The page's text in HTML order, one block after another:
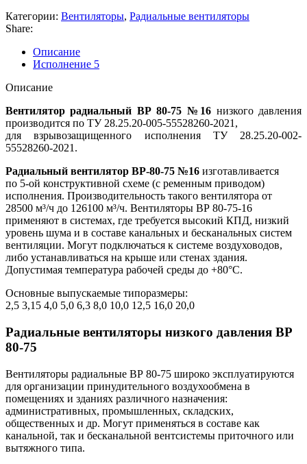
Категории: Вентиляторы, Радиальные вентиляторы
Share:
Описание
Исполнение 5
Описание
Вентилятор радиальный ВР 80-75 №16 низкого давления
производится по ТУ 28.25.20-005-55528260-2021,
для взрывозащищенного исполнения ТУ 28.25.20-002-
55528260-2021.
Радиальный вентилятор ВР-80-75 №16 изготавливается
по 5-ой конструктивной схеме (с ременным приводом)
исполнения. Производительность такого вентилятора от
28500 м³/ч до 126100 м³/ч. Вентиляторы ВР 80-75-16
применяют в системах, где требуется высокий КПД, низкий
уровень шума и в составе канальных и бесканальных систем
вентиляции. Могут подключаться к системе воздуховодов,
либо устанавливаться на крыше или стенах здания.
Допустимая температура рабочей среды до +80°С.
Основные выпускаемые типоразмеры:
2,5 3,15 4,0 5,0 6,3 8,0 10,0 12,5 16,0 20,0
Радиальные вентиляторы низкого давления ВР
80-75
Вентиляторы радиальные ВР 80-75 широко эксплуатируются
для организации принудительного воздухообмена в
помещениях и зданиях различного назначения:
административных, промышленных, складских,
общественных и др. Могут применяться в составе как
канальной, так и бесканальной вентсистемы приточного или
вытяжного типа.